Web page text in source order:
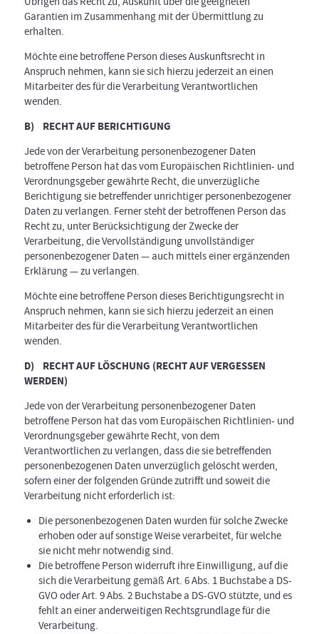
Garantien im Zusammenhang mit der Übermittlung zu
erhalten.
Möchte eine betroffene Person dieses Auskunftsrecht in
Anspruch nehmen, kann sie sich hierzu jederzeit an einen
Mitarbeiter des für die Verarbeitung Verantwortlichen
wenden.
B) RECHT AUF BERICHTIGUNG
Jede von der Verarbeitung personenbezogener Daten
betroffene Person hat das vom Europäischen Richtlinien- und
Verordnungsgeber gewährte Recht, die unverzügliche
Berichtigung sie betreffender unrichtiger personenbezogener
Daten zu verlangen. Ferner steht der betroffenen Person das
Recht zu, unter Berücksichtigung der Zwecke der
Verarbeitung, die Vervollständigung unvollständiger
personenbezogener Daten — auch mittels einer ergänzenden
Erklärung — zu verlangen.
Möchte eine betroffene Person dieses Berichtigungsrecht in
Anspruch nehmen, kann sie sich hierzu jederzeit an einen
Mitarbeiter des für die Verarbeitung Verantwortlichen
wenden.
D) RECHT AUF LÖSCHUNG (RECHT AUF VERGESSEN
WERDEN)
Jede von der Verarbeitung personenbezogener Daten
betroffene Person hat das vom Europäischen Richtlinien- und
Verordnungsgeber gewährte Recht, von dem
Verantwortlichen zu verlangen, dass die sie betreffenden
personenbezogenen Daten unverzüglich gelöscht werden,
sofern einer der folgenden Gründe zutrifft und soweit die
Verarbeitung nicht erforderlich ist:
Die personenbezogenen Daten wurden für solche Zwecke
erhoben oder auf sonstige Weise verarbeitet, für welche
sie nicht mehr notwendig sind.
Die betroffene Person widerruft ihre Einwilligung, auf die
sich die Verarbeitung gemäß Art. 6 Abs. 1 Buchstabe a DS-
GVO oder Art. 9 Abs. 2 Buchstabe a DS-GVO stützte, und es
fehlt an einer anderweitigen Rechtsgrundlage für die
Verarbeitung.